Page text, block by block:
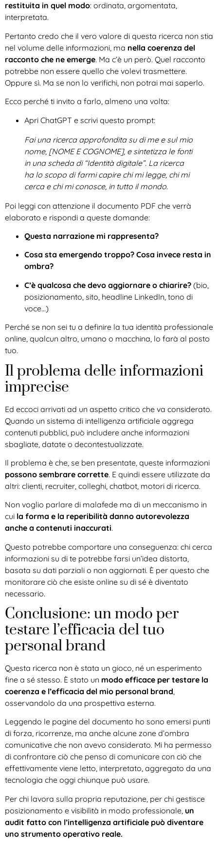
restituita in quel modo: ordinata, argomentata,
interpretata.
Pertanto credo che il vero valore di questa ricerca non stia
nel volume delle informazioni, ma nella coerenza del
racconto che ne emerge. Ma c’è un però. Quel racconto
potrebbe non essere quello che volevi trasmettere.
Oppure sì. Ma se non lo verifichi, non potrai mai saperlo.
Ecco perché ti invito a farlo, almeno una volta:
Apri ChatGPT e scrivi questo prompt:
Fai una ricerca approfondita su di me e sul mio
nome, [NOME E COGNOME], e sintetizza le fonti
in una scheda di “Identità digitale”. La ricerca
ha lo scopo di farmi capire chi mi legge, chi mi
cerca e chi mi conosce, in tutto il mondo.
Poi leggi con attenzione il documento PDF che verrà
elaborato e rispondi a queste domande:
Questa narrazione mi rappresenta?
Cosa sta emergendo troppo? Cosa invece resta in
ombra?
C’è qualcosa che devo aggiornare o chiarire? (bio,
posizionamento, sito, headline LinkedIn, tono di
voce…)
Perché se non sei tu a definire la tua identità professionale
online, qualcun altro, umano o macchina, lo farà al posto
tuo.
Il problema delle informazioni
imprecise
Ed eccoci arrivati ad un aspetto critico che va considerato.
Quando un sistema di intelligenza artificiale aggrega
contenuti pubblici, può includere anche informazioni
sbagliate, datate o decontestualizzate.
Il problema è che, se ben presentate, queste informazioni
possono sembrare corrette. E quindi essere utilizzate da
altri: clienti, recruiter, colleghi, chatbot, motori di ricerca.
Non voglio parlare di malafede ma di un meccanismo in
cui la forma e la reperibilità danno autorevolezza
anche a contenuti inaccurati.
Questo potrebbe comportare una conseguenza: chi cerca
informazioni su di te potrebbe farsi un’idea distorta,
basata su dati parziali o non aggiornati. È per questo che
monitorare ciò che esiste online su di sé è diventato
necessario.
Conclusione: un modo per
testare l’efficacia del tuo
personal brand
Questa ricerca non è stata un gioco, né un esperimento
fine a sé stesso. È stato un modo efficace per testare la
coerenza e l’efficacia del mio personal brand,
osservandolo da una prospettiva esterna.
Leggendo le pagine del documento ho sono emersi punti
di forza, ricorrenze, ma anche alcune zone d’ombra
comunicative che non avevo considerato. Mi ha permesso
di confrontare ciò che penso di comunicare con ciò che
effettivamente viene letto, interpretato, aggregato da una
tecnologia che oggi chiunque può usare.
Per chi lavora sulla propria reputazione, per chi gestisce
posizionamento e visibilità in modo professionale, un
audit fatto con l’intelligenza artificiale può diventare
uno strumento operativo reale.